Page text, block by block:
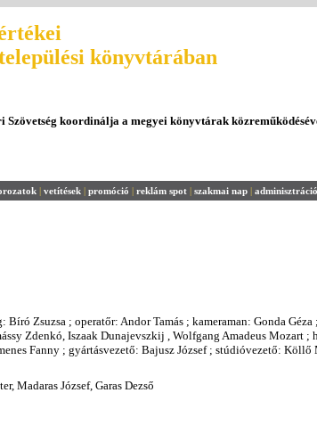
könyvtárában
koordinálja a megyei könyvtárak
| vetítések | promóció | reklám spot | szakmai nap | adminisztráció
Zsuzsa ; operatőr: Andor Tamás ; kameraman: Gonda Géza
Zdenkó, Iszaak Dunajevszkij , Wolfgang Amadeus Mozart
Fanny ; gyártásvezető: Bajusz József ; stúdióvezető:
Madaras József, Garas Dezső